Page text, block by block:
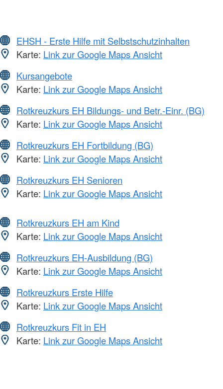
EHSH - Erste Hilfe mit Selbstschutzinhalten
Karte: Link zur Google Maps Ansicht
Kursangebote
Karte: Link zur Google Maps Ansicht
Rotkreuzkurs EH Bildungs- und Betr.-Einr. (BG)
Karte: Link zur Google Maps Ansicht
Rotkreuzkurs EH Fortbildung (BG)
Karte: Link zur Google Maps Ansicht
Rotkreuzkurs EH Senioren
Karte: Link zur Google Maps Ansicht
Rotkreuzkurs EH am Kind
Karte: Link zur Google Maps Ansicht
Rotkreuzkurs EH-Ausbildung (BG)
Karte: Link zur Google Maps Ansicht
Rotkreuzkurs Erste Hilfe
Karte: Link zur Google Maps Ansicht
Rotkreuzkurs Fit in EH
Karte: Link zur Google Maps Ansicht